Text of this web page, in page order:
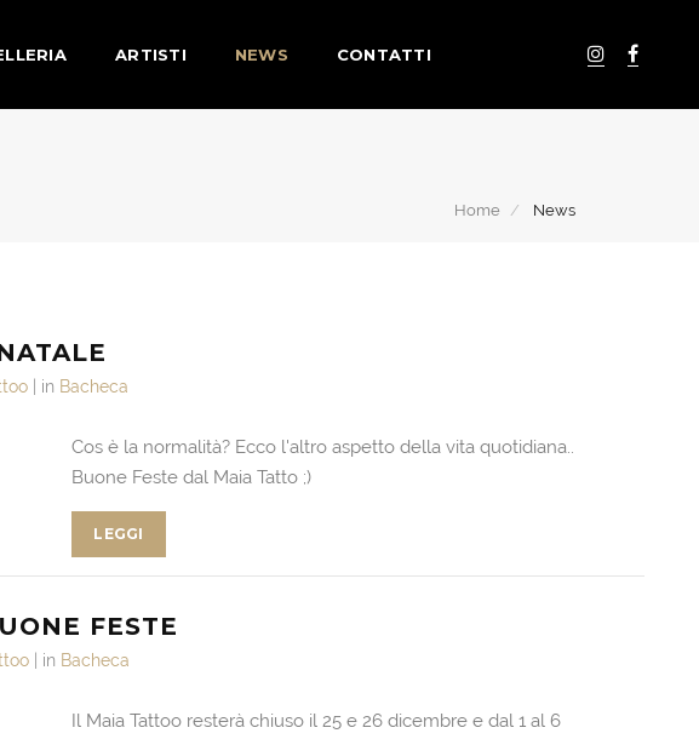
ARTISTI NEWS CONTATTI
Home News
| in Bacheca
Cos è la normalità? Ecco l'altro aspetto della vita quotidiana..
Buone Feste dal Maia Tatto ;)
LEGGI
FESTE
| in Bacheca
Il Maia Tattoo resterà chiuso il 25 e 26 dicembre e dal 1 al 6